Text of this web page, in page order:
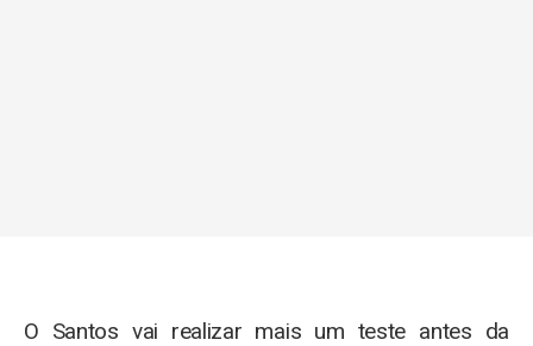
O Santos vai realizar mais um teste antes da